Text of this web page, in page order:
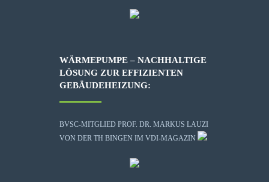
WÄRMEPUMPE – NACHHALTIGE
LÖSUNG ZUR EFFIZIENTEN
GEBÄUDEHEIZUNG:
BVSC-MITGLIED PROF. DR. MARKUS LAUZI
VON DER TH BINGEN IM VDI-MAGAZIN